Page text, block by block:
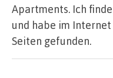
Apartments. Ich
und habe im
Seiten gefunden.